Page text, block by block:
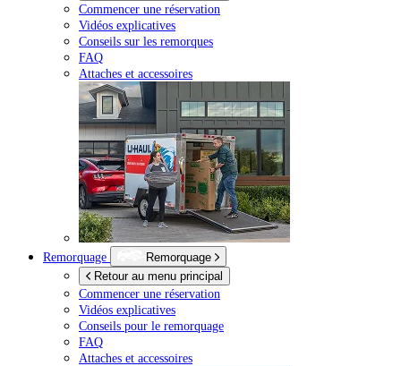
Commencer une réservation
Vidéos explicatives
Conseils sur les remorques
FAQ
Attaches et accessoires
Remorquage
Remorquage
Retour au menu principal
Commencer une réservation
Vidéos explicatives
Conseils pour le remorquage
FAQ
Attaches et accessoires